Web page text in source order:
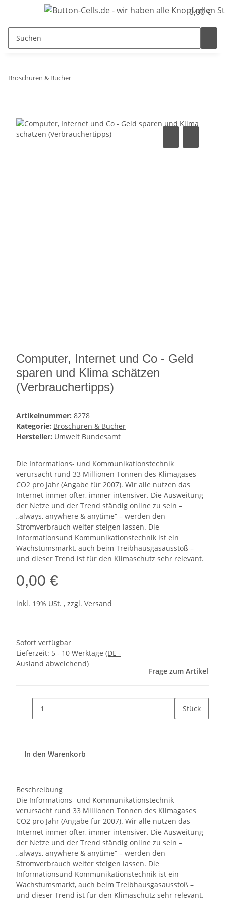
0,00 €
Broschüren & Bücher
Computer, Internet und Co - Geld
sparen und Klima schätzen
(Verbrauchertipps)
Artikelnummer: 8278
Kategorie: Broschüren & Bücher
Hersteller: Umwelt Bundesamt
Die Informations- und Kommunikationstechnik
verursacht rund 33 Millionen Tonnen des Klimagases
CO2 pro Jahr (Angabe für 2007). Wir alle nutzen das
Internet immer öfter, immer intensiver. Die Ausweitung
der Netze und der Trend ständig online zu sein –
„always, anywhere & anytime“ – werden den
Stromverbrauch weiter steigen lassen. Die
Informationsund Kommunikationstechnik ist ein
Wachstumsmarkt, auch beim Treibhausgasausstoß –
und dieser Trend ist für den Klimaschutz sehr relevant.
0,00 €
inkl. 19% USt. , zzgl. Versand
Sofort verfügbar
Lieferzeit: 5 - 10 Werktage (DE -
Ausland abweichend)
Frage zum Artikel
Stück
In den Warenkorb
Beschreibung
Die Informations- und Kommunikationstechnik
verursacht rund 33 Millionen Tonnen des Klimagases
CO2 pro Jahr (Angabe für 2007). Wir alle nutzen das
Internet immer öfter, immer intensiver. Die Ausweitung
der Netze und der Trend ständig online zu sein –
„always, anywhere & anytime“ – werden den
Stromverbrauch weiter steigen lassen. Die
Informationsund Kommunikationstechnik ist ein
Wachstumsmarkt, auch beim Treibhausgasausstoß –
und dieser Trend ist für den Klimaschutz sehr relevant.